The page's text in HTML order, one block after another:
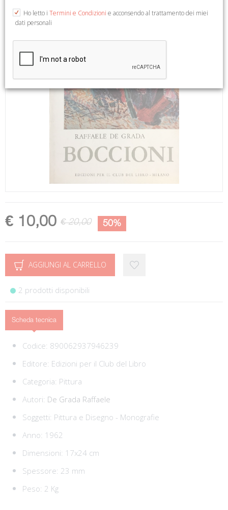
€ 10,00 € 20,00 50%
AGGIUNGI AL CARRELLO
2 prodotti disponibili
Scheda tecnica
Codice: 890062937946239
Editore: Edizioni per il Club del Libro
Categoria: Pittura
Autori: De Grada Raffaele
Soggetti: Pittura e Disegno - Monografie
Anno: 1962
Dimensioni: 17x24 cm
Spessore: 23 mm
Peso: 2 Kg
Ho letto i Termini e Condizioni e acconsendo al trattamento dei miei
dati personali